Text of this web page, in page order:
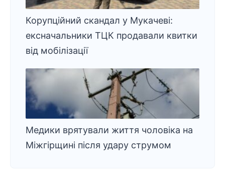
Корупційний скандал у Мукачеві:
ексначальники ТЦК продавали квитки
від мобілізації
Медики врятували життя чоловіка на
Міжгірщині після удару струмом